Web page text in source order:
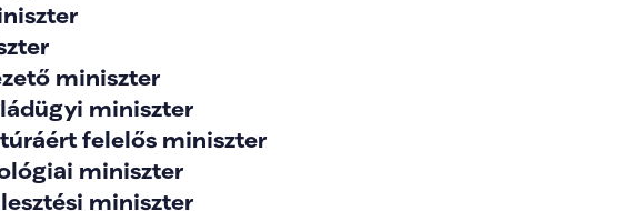
miniszter
miniszter
felelős miniszter
miniszter
miniszter